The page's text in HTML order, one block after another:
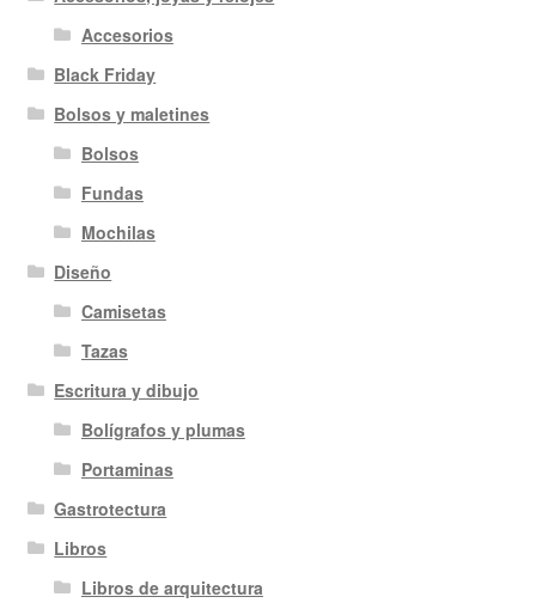
Accesorios
Black Friday
Bolsos y maletines
Bolsos
Fundas
Mochilas
Diseño
Camisetas
Tazas
Escritura y dibujo
Bolígrafos y plumas
Portaminas
Gastrotectura
Libros
Libros de arquitectura